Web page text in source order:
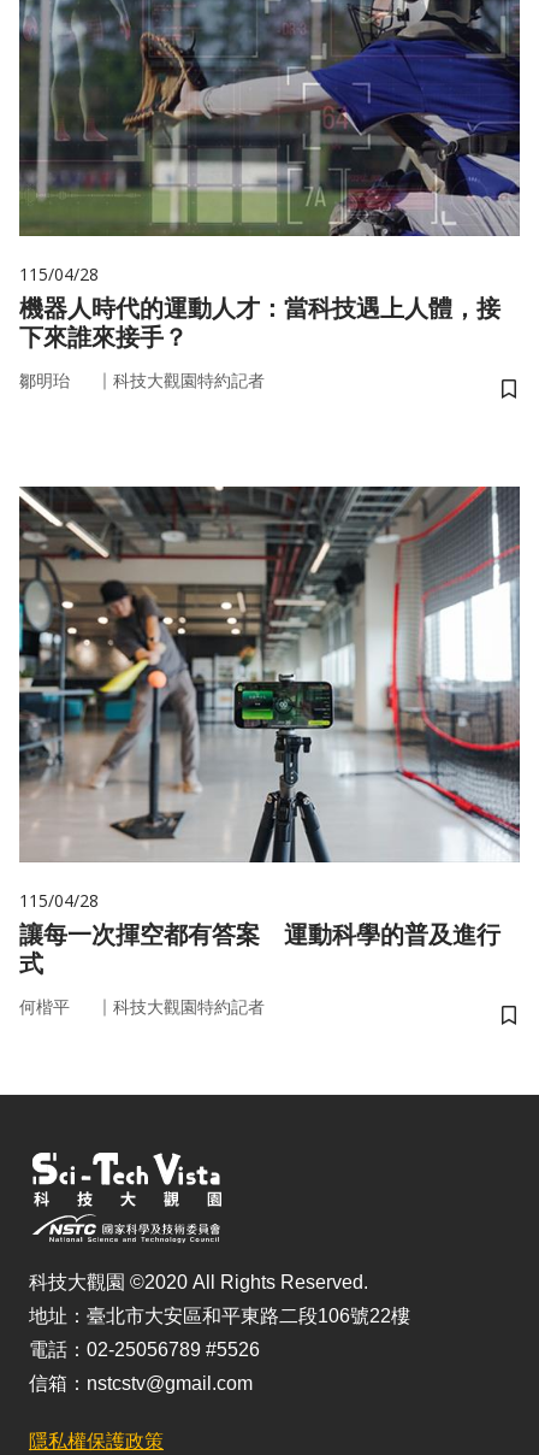
115/04/28
機器人時代的運動人才：當科技遇上人體，接
下來誰來接手？
鄒明珆 ｜ 科技大觀園特約記者
儲
115/04/28
讓每一次揮空都有答案 運動科學的普及進行
式
何楷平 ｜ 科技大觀園特約記者
儲
科技大觀園 ©2020 All Rights Reserved.
地址：臺北市大安區和平東路二段106號22樓
電話：02-25056789 #5526
信箱：nstcstv@gmail.com
隱私權保護政策